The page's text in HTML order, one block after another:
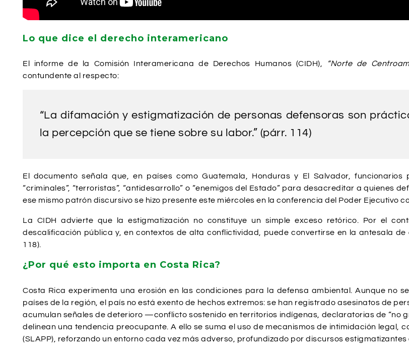
Lo que dice el derecho interamericano
El informe de la Comisión Interamericana de Derechos Humanos (CIDH), “Norte de
contundente al respecto:
“La difamación y estigmatización de personas defensoras son
la percepción que se tiene sobre su labor.” (párr. 114)
El documento señala que, en países como Guatemala, Honduras y El Salvador,
“criminales”, “terroristas”, “antidesarrollo” o “enemigos del Estado” para desacreditar a quienes
ese mismo patrón discursivo se hizo presente este miércoles en la conferencia del Poder Ejecutivo
La CIDH advierte que la estigmatización no constituye un simple exceso retórico. Por el
descalificación pública y, en contextos de alta conflictividad, puede convertirse en la antesala
118).
¿Por qué esto importa en Costa Rica?
Costa Rica experimenta una erosión en las condiciones para la defensa ambiental. Aunque no
países de la región, el país no está exento de hechos extremos: se han registrado asesinatos de
acumulan señales de deterioro —conflicto sostenido en territorios indígenas, declaratorias de “no
delinean una tendencia preocupante. A ello se suma el uso de mecanismos de intimidación
(SLAPP), reforzando un entorno cada vez más adverso, profundizado por discursos estigmatizantes